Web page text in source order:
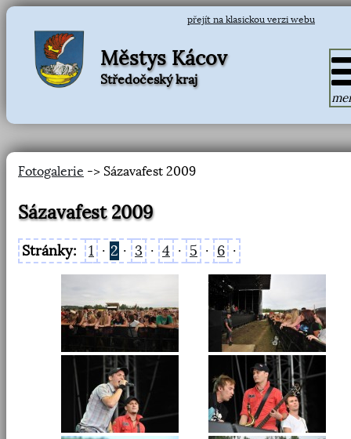
přejít na klasickou verzi webu
Městys Kácov
Středočeský kraj
Fotogalerie -> Sázavafest 2009
Sázavafest 2009
Stránky: 1 · 2 · 3 · 4 · 5 · 6 ·